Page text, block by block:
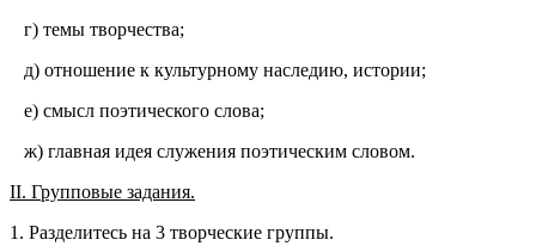
г) темы творчества;
д) отношение к культурному наследию, истории;
е) смысл поэтического слова;
ж) главная идея служения поэтическим словом.
II. Групповые задания.
1. Разделитесь на 3 творческие группы.